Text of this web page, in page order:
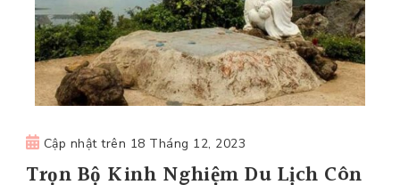
Cập nhật trên 18 Tháng 12, 2023
Trọn Bộ Kinh Nghiệm Du Lịch Côn